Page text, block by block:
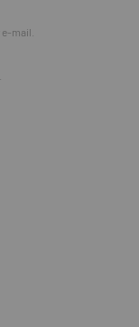
mail.